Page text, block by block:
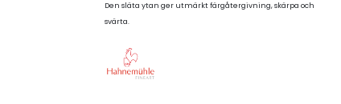
Den släta ytan ger utmärkt färgåtergivning, skärpa och
svärta.